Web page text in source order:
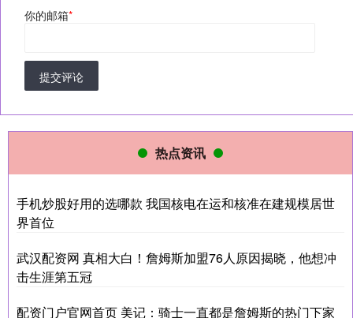
你的邮箱*
提交评论
热点资讯
手机炒股好用的选哪款 我国核电在运和核准在建规模居世
界首位
武汉配资网 真相大白！詹姆斯加盟76人原因揭晓，他想冲
击生涯第五冠
配资门户官网首页 美记：骑士一直都是詹姆斯的热门下家